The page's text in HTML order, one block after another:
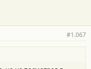
#1.067